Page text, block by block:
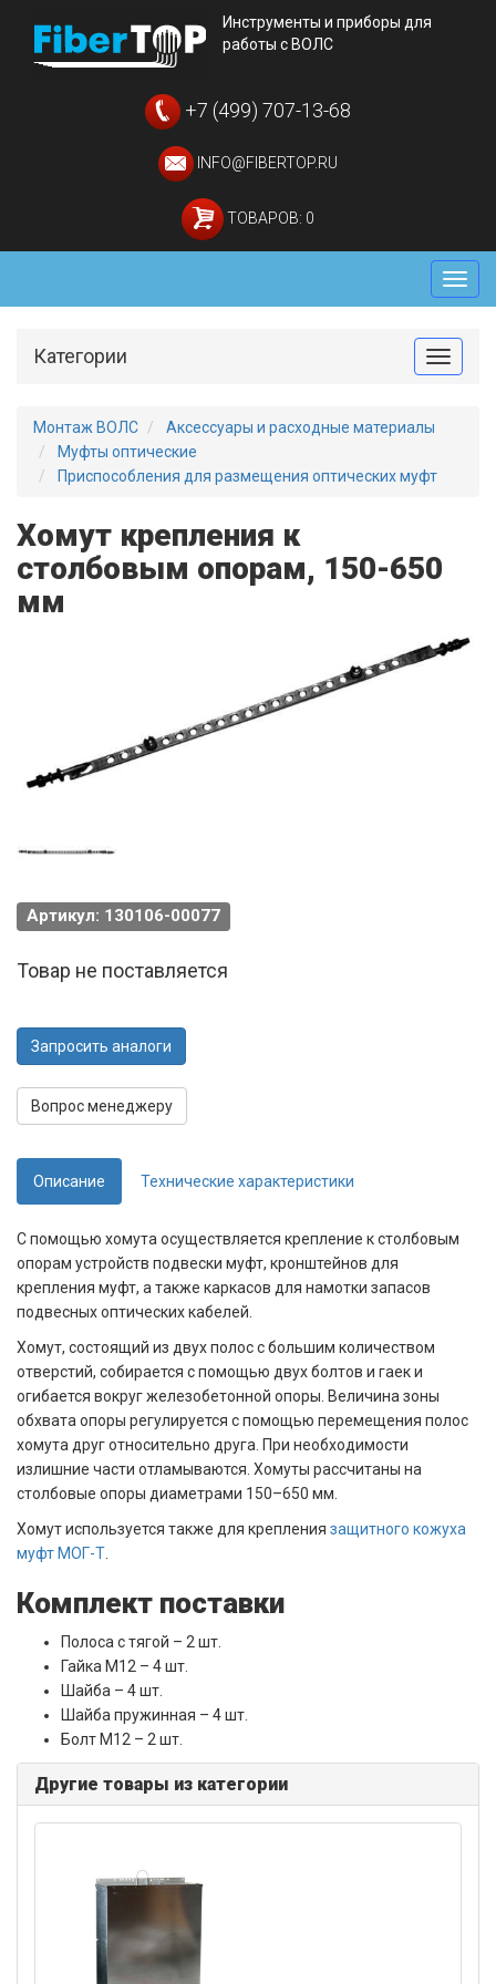
Инструменты и приборы для
работы с ВОЛС
+7 (499) 707-13-68
INFO@FIBERTOP.RU
ТОВАРОВ: 0
Меню
Toggle
Категории
Монтаж ВОЛС
Аксессуары и расходные материалы
Муфты оптические
Приспособления для размещения оптических муфт
Хомут крепления к
столбовым опорам, 150-650
мм
Артикул: 130106-00077
Товар не поставляется
Запросить аналоги
Вопрос менеджеру
Описание Технические характеристики
С помощью хомута осуществляется крепление к столбовым
опорам устройств подвески муфт, кронштейнов для
крепления муфт, а также каркасов для намотки запасов
подвесных оптических кабелей.
Хомут, состоящий из двух полос с большим количеством
отверстий, собирается с помощью двух болтов и гаек и
огибается вокруг железобетонной опоры. Величина зоны
обхвата опоры регулируется с помощью перемещения полос
хомута друг относительно друга. При необходимости
излишние части отламываются. Хомуты рассчитаны на
столбовые опоры диаметрами 150–650 мм.
Хомут используется также для крепления защитного кожуха
муфт МОГ-Т.
Комплект поставки
Полоса с тягой – 2 шт.
Гайка М12 – 4 шт.
Шайба – 4 шт.
Шайба пружинная – 4 шт.
Болт М12 – 2 шт.
Другие товары из категории